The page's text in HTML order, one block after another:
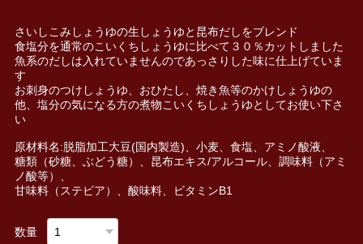
さいしこみしょうゆの生しょうゆと昆布だしをブレンド
食塩分を通常のこいくちしょうゆに比べて３０％カットしました
魚系のだしは入れていませんのであっさりした味に仕上げていま
す
お刺身のつけしょうゆ、おひたし、焼き魚等のかけしょうゆの
他、塩分の気になる方の煮物こいくちしょうゆとしてお使い下さ
い
原材料名:脱脂加工大豆(国内製造)、小麦、食塩、アミノ酸液、
糖類（砂糖、ぶどう糖）、昆布エキス/アルコール、調味料（アミ
ノ酸等）、
甘味料（ステビア）、酸味料、ビタミンB1
数量